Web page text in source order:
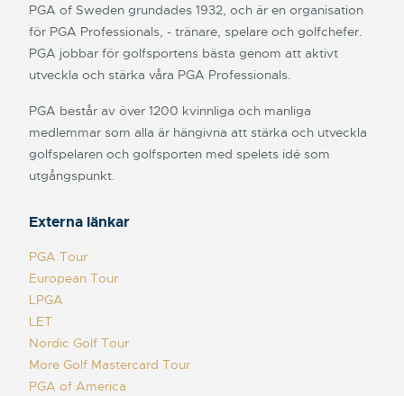
PGA of Sweden grundades 1932, och är en organisation
för PGA Professionals, - tränare, spelare och golfchefer.
PGA jobbar för golfsportens bästa genom att aktivt
utveckla och stärka våra PGA Professionals.
PGA består av över 1200 kvinnliga och manliga
medlemmar som alla är hängivna att stärka och utveckla
golfspelaren och golfsporten med spelets idé som
utgångspunkt.
Externa länkar
PGA Tour
European Tour
LPGA
LET
Nordic Golf Tour
More Golf Mastercard Tour
PGA of America